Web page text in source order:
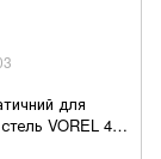
для
VOREL 4 л
50 м²/год